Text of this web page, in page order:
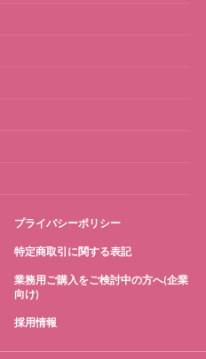
プライバシーポリシー
特定商取引に関する表記
業務用ご購入をご検討中の方へ(企業
向け)
採用情報